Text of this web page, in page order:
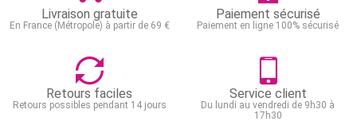
Livraison gratuite
En France (Métropole) à partir de 69 €
Paiement sécurisé
Paiement en ligne 100% sécurisé
Retours faciles
Retours possibles pendant 14 jours
Service client
Du lundi au vendredi de 9h30 à
17h30